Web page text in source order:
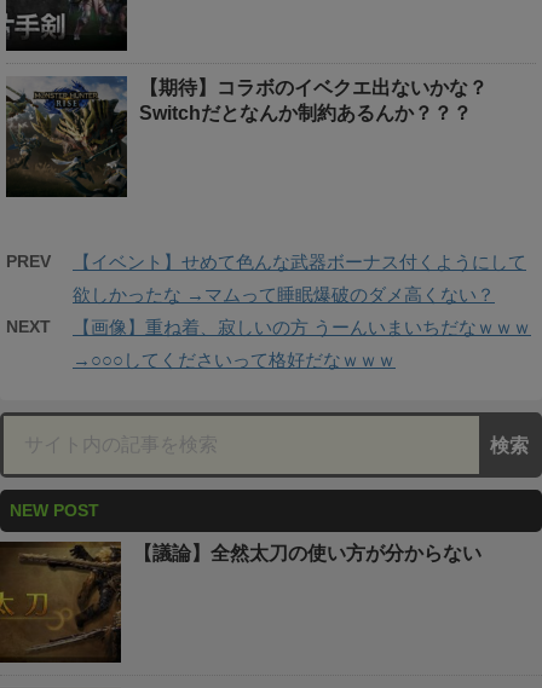
【期待】コラボのイベクエ出ないかな？
Switchだとなんか制約あるんか？？？
PREV
【イベント】せめて色んな武器ボーナス付くようにして
欲しかったな →マムって睡眠爆破のダメ高くない？
NEXT
【画像】重ね着、寂しいの方 うーんいまいちだなｗｗｗ
→○○○してくださいって格好だなｗｗｗ
NEW POST
【議論】全然太刀の使い方が分からない